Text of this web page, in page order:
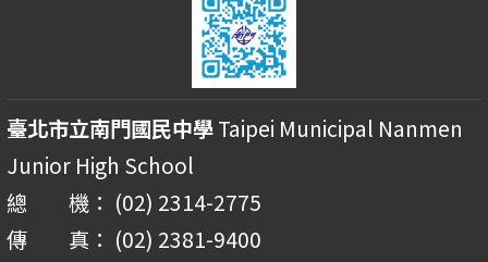
臺北市立南門國民中學Taipei Municipal Nanmen
Junior High School
總 機： (02) 2314-2775
傳 真： (02) 2381-9400